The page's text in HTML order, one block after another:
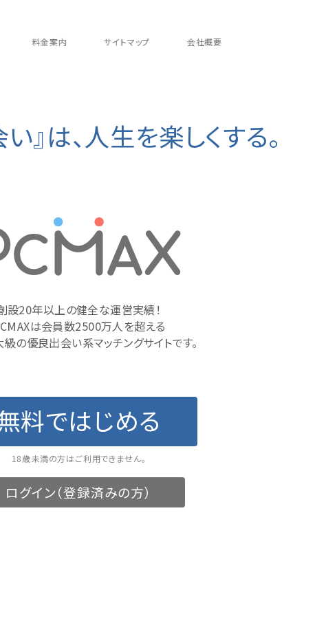
』は、人生を楽しくする。
設20年以上の健全な運営実績！
は会員数2500万人を超える
の優良出会い系マッチングサイトです。
料ではじめる
18歳未満の方はご利用できません。
ログイン（登録済みの方）
料金案内 サイトマップ 会社概要